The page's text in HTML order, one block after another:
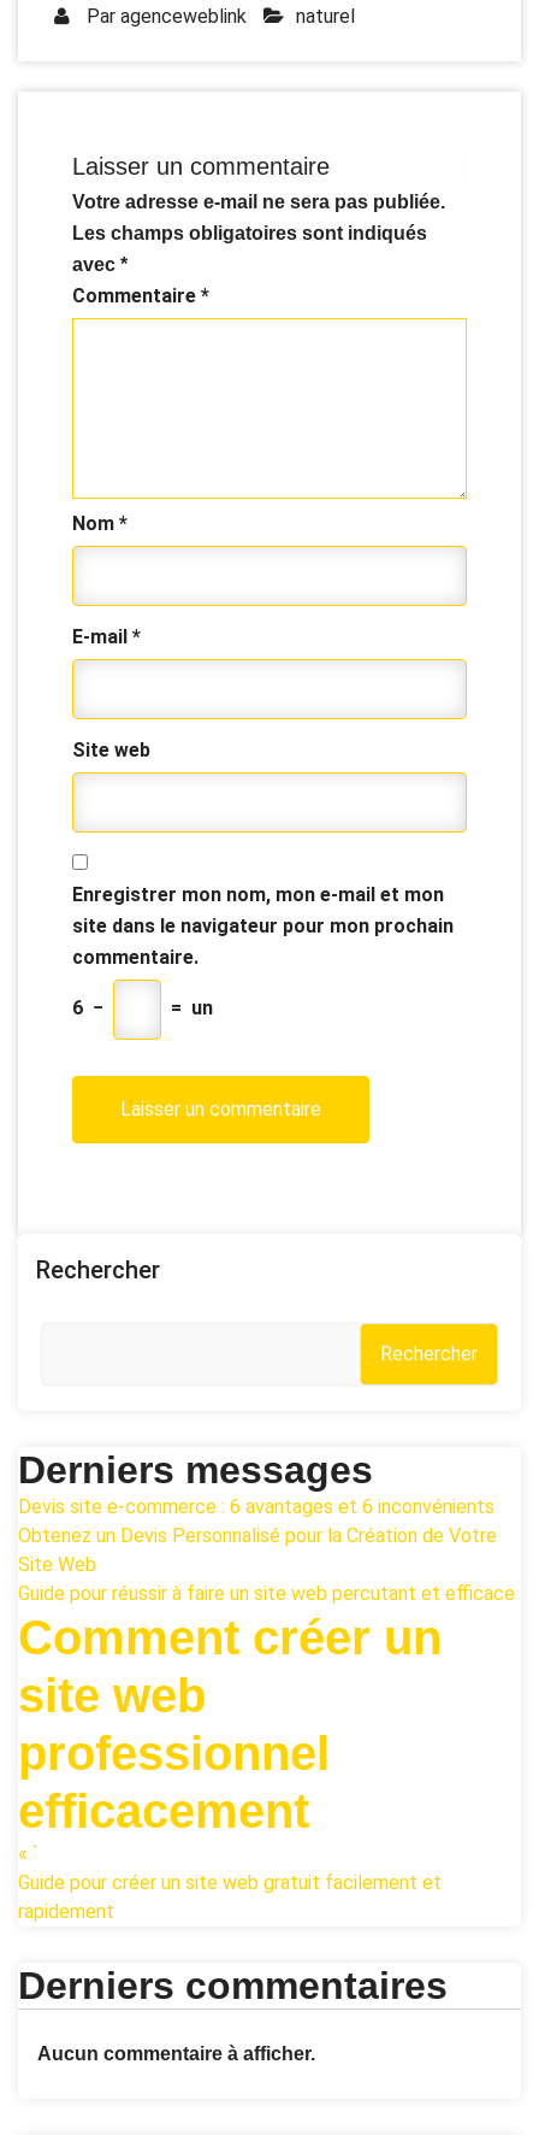
Par agenceweblink naturel
Laisser un commentaire
Votre adresse e-mail ne sera pas publiée.
Les champs obligatoires sont indiqués
avec *
Commentaire *
Nom *
E-mail *
Site web
Enregistrer mon nom, mon e-mail et mon
site dans le navigateur pour mon prochain
commentaire.
6 − = un
Rechercher
Rechercher
Derniers messages
Devis site e-commerce : 6 avantages et 6 inconvénients
Obtenez un Devis Personnalisé pour la Création de Votre
Site Web
Guide pour réussir à faire un site web percutant et efficace
Comment créer un
site web
professionnel
efficacement
« `
Guide pour créer un site web gratuit facilement et
rapidement
Derniers commentaires
Aucun commentaire à afficher.